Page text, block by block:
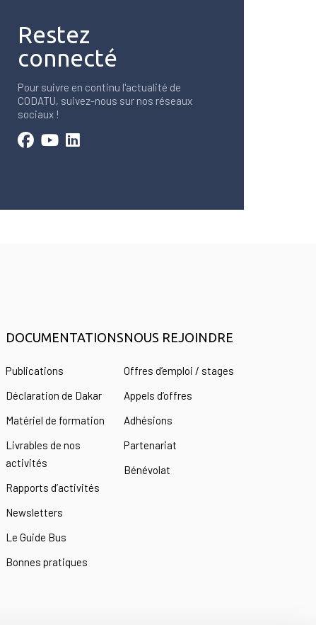
Restez
connecté
Pour suivre en continu l'actualité de
CODATU, suivez-nous sur nos réseaux
sociaux !
DOCUMENTATIONS
Publications
Déclaration de Dakar
Matériel de formation
Livrables de nos
activités
Rapports d’activités
Newsletters
Le Guide Bus
Bonnes pratiques
NOUS REJOINDRE
Offres d’emploi / stages
Appels d’offres
Adhésions
Partenariat
Bénévolat